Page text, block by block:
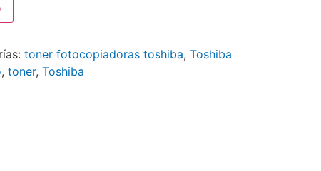
toner fotocopiadoras toshiba, Toshiba
, toner, Toshiba